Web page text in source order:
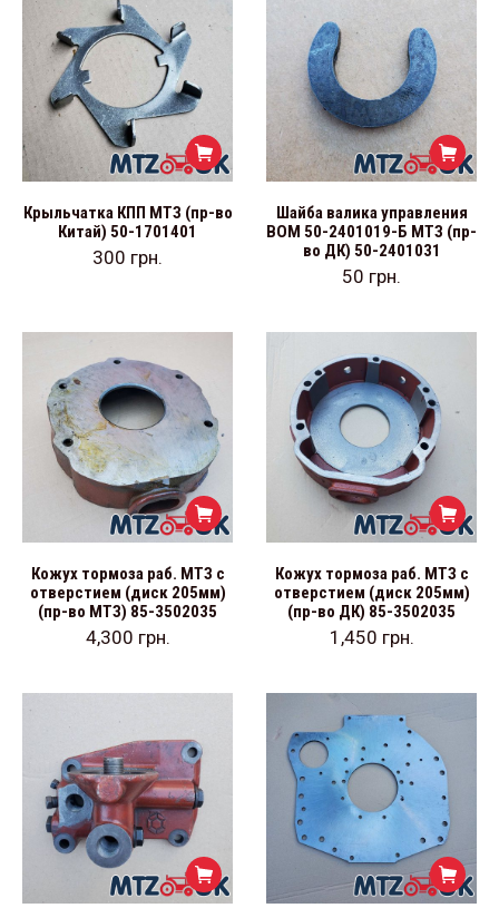
Крыльчатка КПП МТЗ (пр-во
Китай) 50-1701401
300 грн.
Шайба валика управления
ВОМ 50-2401019-Б МТЗ (пр-
во ДК) 50-2401031
50 грн.
Кожух тормоза раб. МТЗ с
отверстием (диск 205мм)
(пр-во МТЗ) 85-3502035
4,300 грн.
Кожух тормоза раб. МТЗ с
отверстием (диск 205мм)
(пр-во ДК) 85-3502035
1,450 грн.